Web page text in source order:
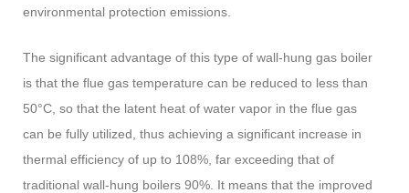
environmental protection emissions.
The significant advantage of this type of wall-hung gas boiler
is that the flue gas temperature can be reduced to less than
50°C, so that the latent heat of water vapor in the flue gas
can be fully utilized, thus achieving a significant increase in
thermal efficiency of up to 108%, far exceeding that of
traditional wall-hung boilers 90%. It means that the improved